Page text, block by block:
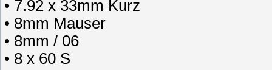
• 7.92 x 33mm Kurz
• 8mm Mauser
• 8mm / 06
• 8 x 60 S